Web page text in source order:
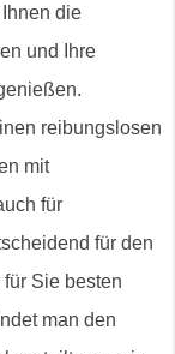
die
und Ihre
reibungslosen
mit
für
für den
Sie besten
man den